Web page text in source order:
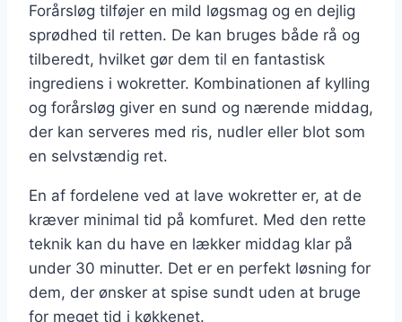
Forårsløg tilføjer en mild løgsmag og en dejlig
sprødhed til retten. De kan bruges både rå og
tilberedt, hvilket gør dem til en fantastisk
ingrediens i wokretter. Kombinationen af kylling
og forårsløg giver en sund og nærende middag,
der kan serveres med ris, nudler eller blot som
en selvstændig ret.
En af fordelene ved at lave wokretter er, at de
kræver minimal tid på komfuret. Med den rette
teknik kan du have en lækker middag klar på
under 30 minutter. Det er en perfekt løsning for
dem, der ønsker at spise sundt uden at bruge
for meget tid i køkkenet.